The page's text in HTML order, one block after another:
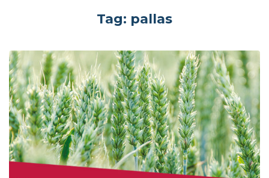
Tag: pallas